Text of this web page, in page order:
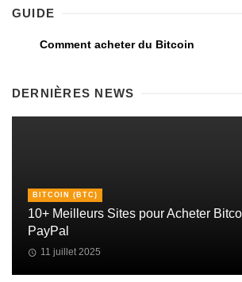
GUIDE
Comment acheter du Bitcoin
DERNIÈRES NEWS
BITCOIN (BTC)
10+ Meilleurs Sites pour Acheter
PayPal
11 juillet 2025